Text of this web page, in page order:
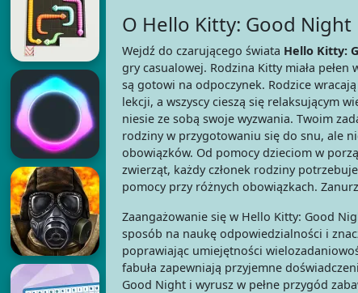
O Hello Kitty: Good Night
Wejdź do czarującego świata Hello Kitty:
gry casualowej. Rodzina Kitty miała
są gotowi na odpoczynek. Rodzice
lekcji, a wszyscy cieszą się relaksującym
niesie ze sobą swoje wyzwania. Twoim
rodziny w przygotowaniu się do snu, ale
obowiązków. Od pomocy dzieciom w
zwierząt, każdy członek rodziny
pomocy przy różnych obowiązkach.
Zaangażowanie się w Hello Kitty: Good
sposób na naukę odpowiedzialności i
poprawiając umiejętności
fabuła zapewniają przyjemne
Good Night i wyrusz w pełne przygód